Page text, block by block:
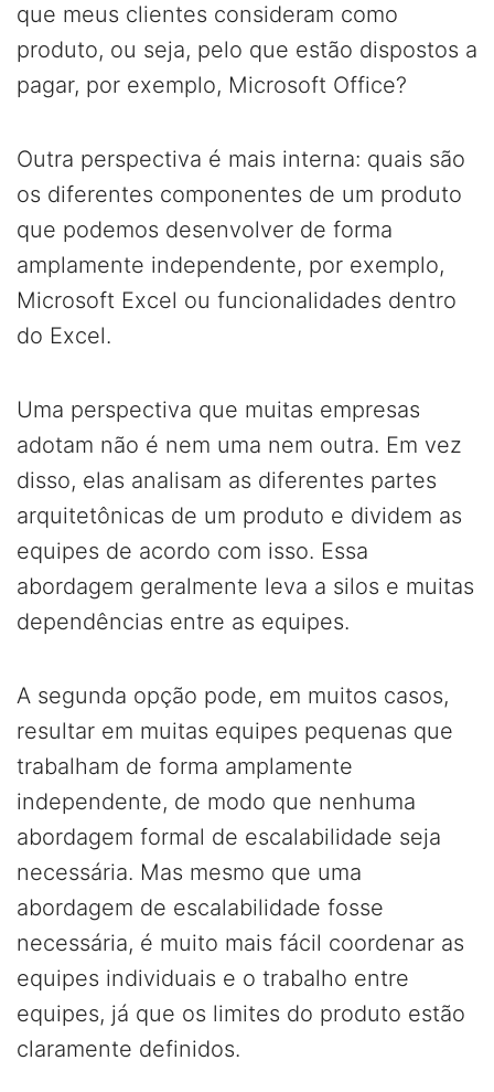
que meus clientes consideram como
produto, ou seja, pelo que estão dispostos a
pagar, por exemplo, Microsoft Office?
Outra perspectiva é mais interna: quais são
os diferentes componentes de um produto
que podemos desenvolver de forma
amplamente independente, por exemplo,
Microsoft Excel ou funcionalidades dentro
do Excel.
Uma perspectiva que muitas empresas
adotam não é nem uma nem outra. Em vez
disso, elas analisam as diferentes partes
arquitetônicas de um produto e dividem as
equipes de acordo com isso. Essa
abordagem geralmente leva a silos e muitas
dependências entre as equipes.
A segunda opção pode, em muitos casos,
resultar em muitas equipes pequenas que
trabalham de forma amplamente
independente, de modo que nenhuma
abordagem formal de escalabilidade seja
necessária. Mas mesmo que uma
abordagem de escalabilidade fosse
necessária, é muito mais fácil coordenar as
equipes individuais e o trabalho entre
equipes, já que os limites do produto estão
claramente definidos.